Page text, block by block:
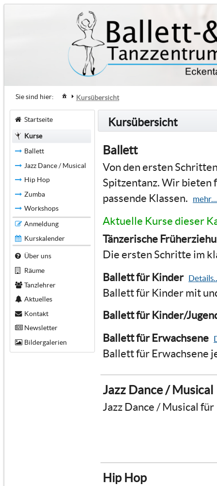
Sie sind hier: Kursübersicht
Startseite
Kurse
Ballett
Jazz Dance / Musical
Hip Hop
Zumba
Workshops
Anmeldung
Kurskalender
Über uns
Räume
Tanzlehrer
Aktuelles
Kontakt
Newsletter
Bildergalerien
Kursübersicht
Ballett
Von den ersten
Spitzentanz. Wir bieten
passende Klassen.
mehr...
Aktuelle Kurse dieser
Tänzerische
Die ersten Schritte im
Ballett für Kinder
Ballett für Kinder mit
Ballett für Kinder/
Ballett für Erwachsene
Ballett für Erwachsene
Jazz Dance / Musical
Jazz Dance / Musical
Hip Hop